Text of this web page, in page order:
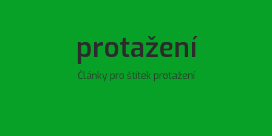
protažení
Články pro štítek protažení